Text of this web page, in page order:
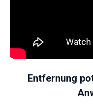
Entfernung